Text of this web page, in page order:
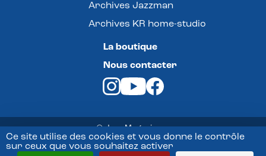
Ce site utilise des cookies et vous donne le contrôle
sur ceux que vous souhaitez activer
Archives Jazzman
Archives KR home-studio
La boutique
Nous contacter
© Jazz Magazine -